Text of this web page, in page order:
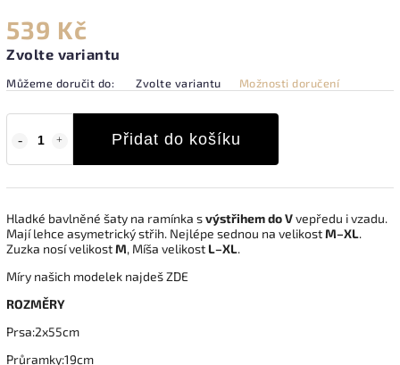
539 Kč
Zvolte variantu
Můžeme doručit do: Zvolte variantu Možnosti doručení
Přidat do košíku
Hladké bavlněné šaty na ramínka svýstřihem do Vvepředu i vzadu.
Mají lehce asymetrický střih. Nejlépe sednou na velikostM–XL.
Zuzka nosí velikostM, Míša velikost L–XL.
Míry našich modelek najdeš ZDE
ROZMĚRY
Prsa:2x55cm
Průramky:19cm